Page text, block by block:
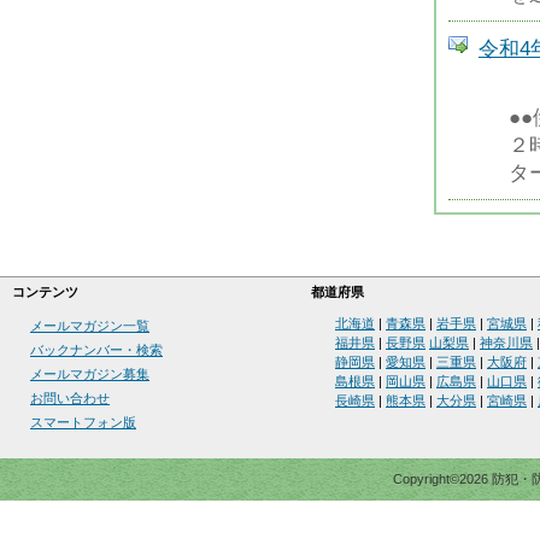
令和4
●●
２
タ
コンテンツ 都道府県
メールマガジン一覧
バックナンバー・検索
メールマガジン募集
お問い合わせ
スマートフォン版
北海道 青森県 岩手県 宮城県
福井県
長野県 山梨県 神奈川県
静岡県
愛知県 三重県 大阪府
島根県
岡山県 広島県 山口県
長崎県
熊本県 大分県 宮崎県
Copyright©2026 防犯・